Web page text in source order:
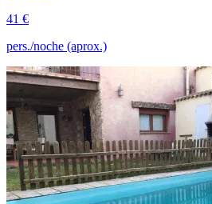
41 €
pers./noche (aprox.)